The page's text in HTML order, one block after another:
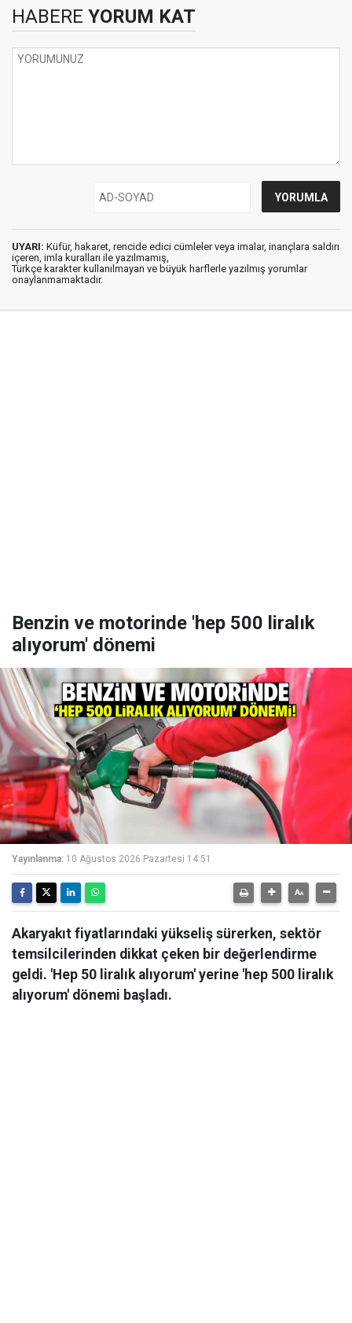
HABERE YORUM KAT
UYARI: Küfür, hakaret, rencide edici cümleler veya imalar, inançlara saldırı
içeren, imla kuralları ile yazılmamış,
Türkçe karakter kullanılmayan ve büyük harflerle yazılmış yorumlar
onaylanmamaktadır.
Benzin ve motorinde 'hep 500 liralık
alıyorum' dönemi
Yayınlanma: 10 Ağustos 2026 Pazartesi 14:51
Akaryakıt fiyatlarındaki yükseliş sürerken, sektör
temsilcilerinden dikkat çeken bir değerlendirme
geldi. 'Hep 50 liralık alıyorum' yerine 'hep 500 liralık
alıyorum' dönemi başladı.